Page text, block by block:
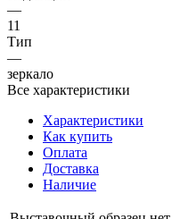
—
11
Тип
—
зеркало
Все характеристики
Характеристики
Как купить
Оплата
Доставка
Наличие